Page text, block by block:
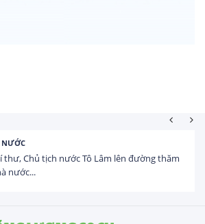
HOẠT ĐỘNG ĐẦU TƯ
Tổng vốn FDI đăng ký vào Việt Nam đạt gần 25 tỷ
USD trong 5 tháng...